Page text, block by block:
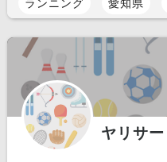
ヤリサー